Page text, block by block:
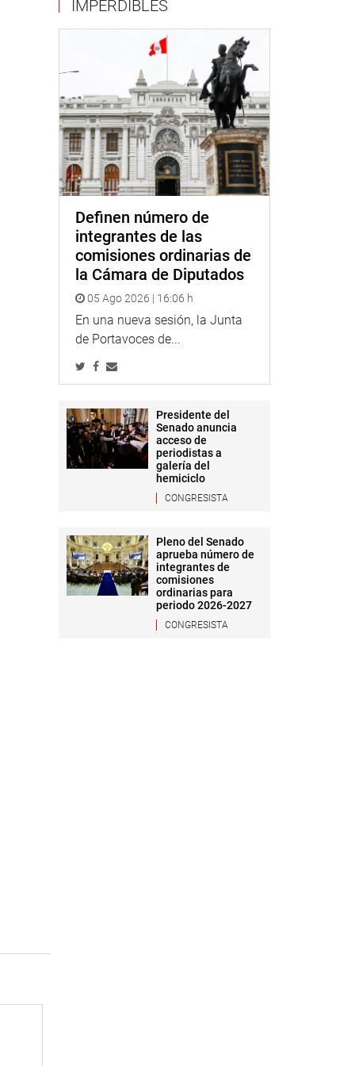
IMPERDIBLES
Definen número de
integrantes de las
comisiones ordinarias de
la Cámara de Diputados
05 Ago 2026 | 16:06 h
En una nueva sesión, la Junta
de Portavoces de...
Presidente del
Senado anuncia
acceso de
periodistas a
galería del
hemiciclo
CONGRESISTA
Pleno del Senado
aprueba número de
integrantes de
comisiones
ordinarias para
periodo 2026-2027
CONGRESISTA